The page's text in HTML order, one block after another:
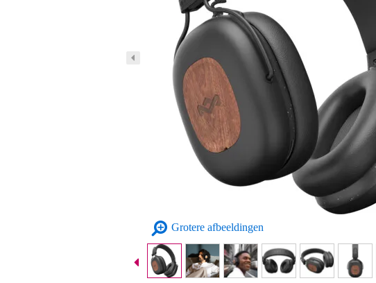
Grotere afbeeldingen